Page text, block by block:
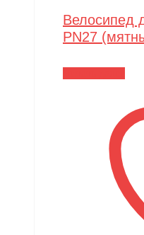
Велосипед
PN27